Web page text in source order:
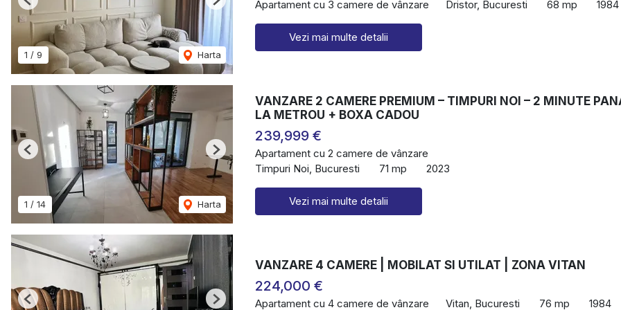
1 / 9 Harta
Previous Next Apartament cu 3 camere de vânzare Dristor, Bucuresti 68 mp 1984
Vezi mai multe detalii
1 / 14 Harta
Previous Next
VANZARE 2 CAMERE PREMIUM – TIMPURI NOI – 2 MINUTE
LA METROU + BOXA CADOU
239,999 €
Apartament cu 2 camere de vânzare
Timpuri Noi, Bucuresti
71 mp 2023
Vezi mai multe detalii
Previous Next
VANZARE 4 CAMERE | MOBILAT SI UTILAT | ZONA VITAN
224,000 €
Apartament cu 4 camere de vânzare Vitan, Bucuresti 76 mp 1984